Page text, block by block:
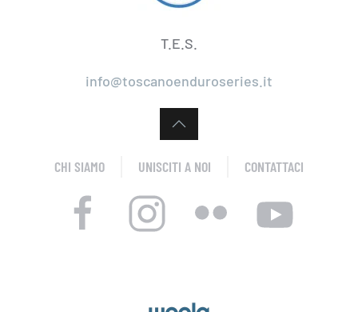
T.E.S.
info@toscanoenduroseries.it
CHI SIAMO UNISCITI A NOI CONTATTACI